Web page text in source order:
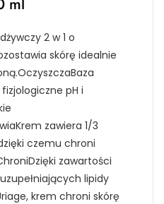
ml
2 w 1 o
skórę idealnie
pH i
zawiera 1/3
czemu chroni
zawartości
lipidy
krem chroni skórę